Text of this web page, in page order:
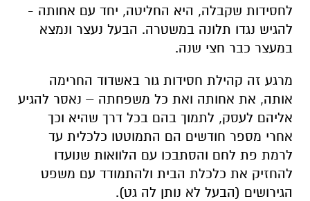
לחסידות שקבלה, היא החליטה, יחד עם אחותה -
להגיש נגדו תלונה במשטרה. הבעל נעצר ונמצא
במעצר כבר חצי שנה.
מרגע זה קהילת חסידות גור באשדוד החרימה
אותה, את אחותה ואת כל משפחתה – נאסר להגיע
אליהם לעסק, לתמוך בהם בכל דרך שהיא וכך
אחרי מספר חודשים הם התמוטטו כלכלית עד
לרמת פת לחם והסתבכו עם הלוואות שנועדו
להחזיק את כלכלת הבית ולהתמודד עם משפט
הגירושים (הבעל לא נותן לה גט).